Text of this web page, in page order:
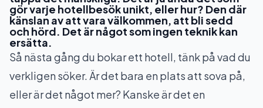
gör varje hotellbesök unikt, eller hur? Den där
känslan av att vara välkommen, att bli sedd
och hörd. Det är något som ingen teknik kan
ersätta.
Så nästa gång du bokar ett hotell, tänk på vad du
verkligen söker. Är det bara en plats att sova på,
eller är det något mer? Kanske är det en